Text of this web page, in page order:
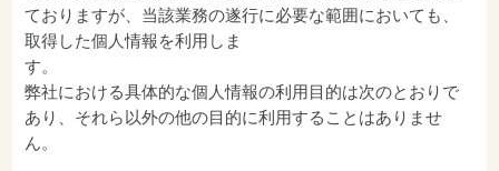
ておりますが、当該業務の遂行に必要な範囲においても、
取得した個人情報を利用しま
弊社における具体的な個人情報の利用目的は次のとおりで
あり、それら以外の他の目的に利用することはありませ
ん。